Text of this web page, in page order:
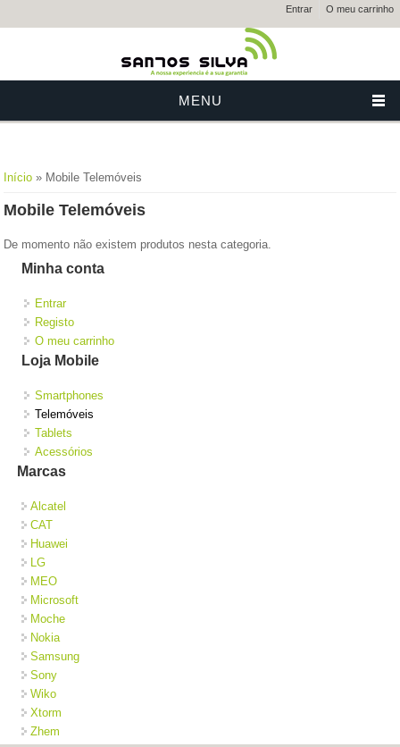
Entrar O meu carrinho
MENU
Está aqui
Início » Mobile Telemóveis
Mobile Telemóveis
De momento não existem produtos nesta categoria.
Minha conta
Entrar
Registo
O meu carrinho
Loja Mobile
Smartphones
Telemóveis
Tablets
Acessórios
Marcas
Alcatel
CAT
Huawei
LG
MEO
Microsoft
Moche
Nokia
Samsung
Sony
Wiko
Xtorm
Zhem